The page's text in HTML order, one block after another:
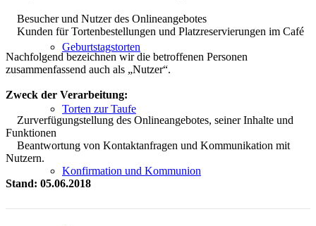
Geburtstagstorten
Torten zur Taufe
Konfirmation und Kommunion
Besucher und Nutzer des Onlineangebotes
Kunden für Tortenbestellungen und Platzreservierungen im Café
Nachfolgend bezeichnen wir die betroffenen Personen
zusammenfassend auch als „Nutzer“.
Zweck der Verarbeitung:
Zurverfügungstellung des Onlineangebotes, seiner Inhalte und
Funktionen
Beantwortung von Kontaktanfragen und Kommunikation mit
Nutzern.
Stand: 05.06.2018